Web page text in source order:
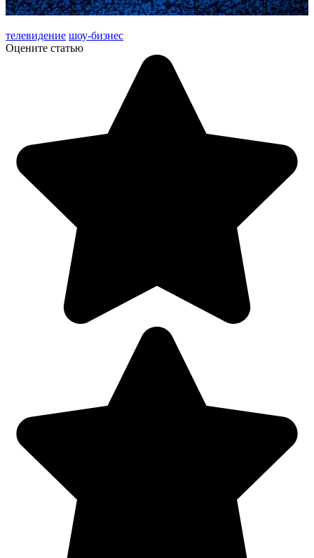
телевидение шоу-бизнес
Оцените статью